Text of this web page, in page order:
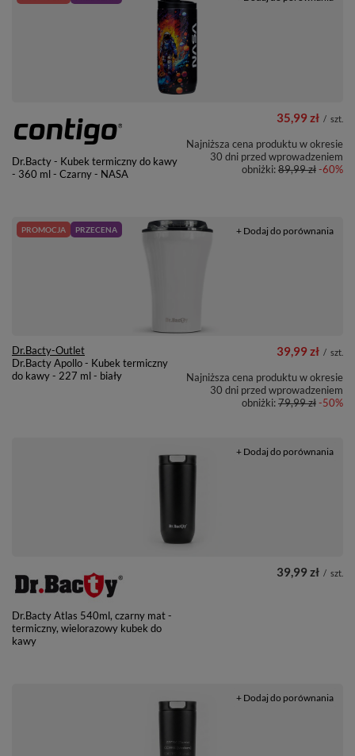
Dr.Bacty - Kubek termiczny do kawy
- 360 ml - Czarny - NASA
35,99 zł / szt.
Najniższa cena produktu w okresie
30 dni przed wprowadzeniem
obniżki:89,99 zł-60%
PROMOCJA PRZECENA
Dr.Bacty-Outlet
Dr.Bacty Apollo - Kubek termiczny
do kawy - 227 ml - biały
39,99 zł / szt.
Najniższa cena produktu w okresie
30 dni przed wprowadzeniem
obniżki:79,99 zł-50%
+ Dodaj do porównania
Dr.Bacty Atlas 540ml, czarny mat -
termiczny, wielorazowy kubek do
kawy
39,99 zł / szt.
+ Dodaj do porównania
+ Dodaj do porównania